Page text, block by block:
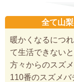
全て山
暖かくなるにつ
て生活できない
方々からのスズ
110番のスズメ